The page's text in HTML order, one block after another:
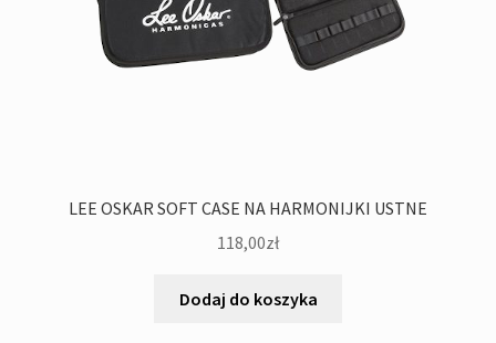
LEE OSKAR SOFT CASE NA HARMONIJKI USTNE
118,00zł
Dodaj do koszyka